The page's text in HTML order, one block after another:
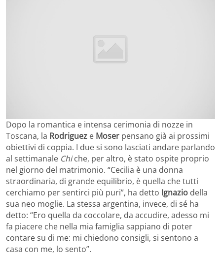
Dopo la romantica e intensa cerimonia di nozze in
Toscana, la Rodriguez e Moser pensano già ai prossimi
obiettivi di coppia. I due si sono lasciati andare parlando
al settimanale Chiche, per altro, è stato ospite proprio
nel giorno del matrimonio. “Cecilia è una donna
straordinaria, di grande equilibrio, è quella che tutti
cerchiamo per sentirci più puri”, ha detto Ignazio della
sua neo moglie. La stessa argentina, invece, di sé ha
detto: “Ero quella da coccolare, da accudire, adesso mi
fa piacere che nella mia famiglia sappiano di poter
contare su di me: mi chiedono consigli, si sentono a
casa con me, lo sento”.